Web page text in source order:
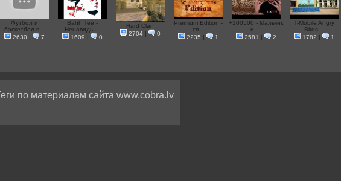
Футбол и
баскетбол в...
2630 | 7
Bahh Tee -
Ненавидь ...
1609 | 0
Hard Clan
2704| 0
Premium Edition -
сп...
2235 | 1
+100500 - Мальчик
и ...
2581 | 2
T-Mobile Angry
Birds...
1782 | 1
по материалам сайта www.cobra.lv